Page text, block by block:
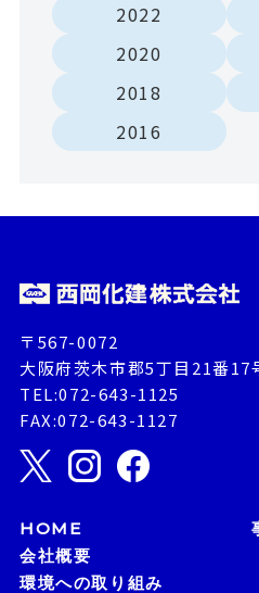
2022
2020
2018
2016
〒567-0072
大阪府茨木市郡5丁目21番17
TEL:072-643-1125
FAX:072-643-1127
HOME
会社概要
環境への取り組み